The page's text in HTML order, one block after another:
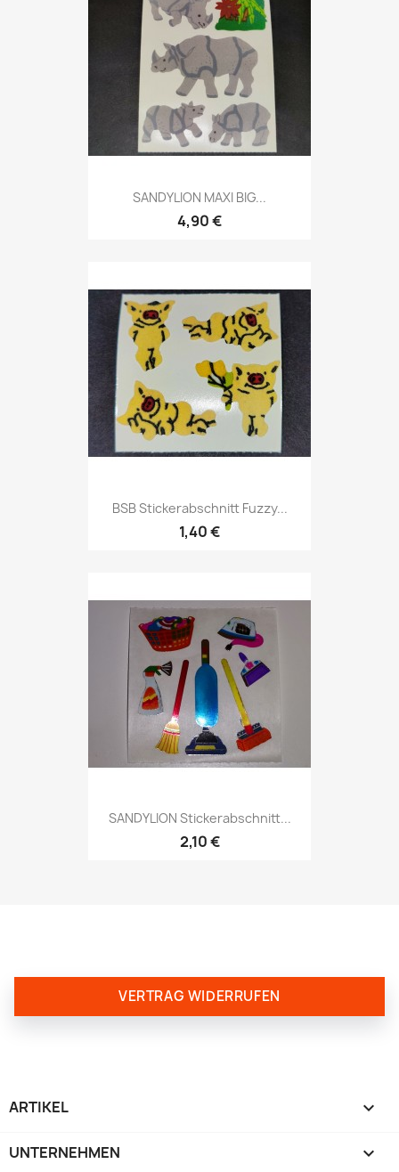
SANDYLION MAXI BIG...
4,90 €
BSB Stickerabschnitt Fuzzy...
1,40 €
SANDYLION Stickerabschnitt...
2,10 €
VERTRAG WIDERRUFEN
ARTIKEL 
UNTERNEHMEN 